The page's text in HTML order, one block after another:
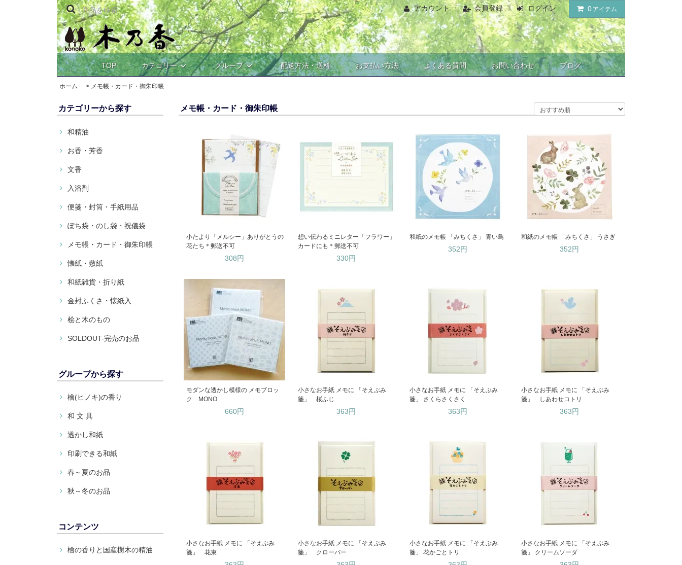
アカウント 会員登録 ログイン 0 アイテム
TOP カテゴリー グループ 配送方法・送料 お支払い方法 よくある質問 お問い合わせ ブログ
ホーム > メモ帳・カード・御朱印帳
カテゴリーから探す
和精油
お香・芳香
文香
入浴剤
便箋・封筒・手紙用品
ぽち袋・のし袋・祝儀袋
メモ帳・カード・御朱印帳
懐紙・敷紙
和紙雑貨・折り紙
金封ふくさ・懐紙入
桧と木のもの
SOLDOUT-完売のお品
グループから探す
檜(ヒノキ)の香り
和 文 具
透かし和紙
印刷できる和紙
春～夏のお品
秋～冬のお品
コンテンツ
檜の香りと国産樹木の精油
メモ帳・カード・御朱印帳
小たより「メルシー」ありがとうの
花たち＊郵送不可
308円
想い伝わるミニレター「フラワー」
カードにも＊郵送不可
330円
和紙のメモ帳 「みちくさ」 青い鳥
352円
和紙のメモ帳 「みちくさ」 うさぎ
352円
モダンな透かし模様の メモブロッ
ク MONO
660円
小さなお手紙 メモに 「そえぶみ
箋」 桜ふじ
363円
小さなお手紙 メモに 「そえぶみ
箋」 さくらさくさく
363円
小さなお手紙 メモに 「そえぶみ
箋」 しあわせコトリ
363円
小さなお手紙 メモに 「そえぶみ
箋」 花束
小さなお手紙 メモに 「そえぶみ
箋」 クローバー
小さなお手紙 メモに 「そえぶみ
箋」 花かごとトリ
小さなお手紙 メモに 「そえぶみ
箋」 クリームソーダ